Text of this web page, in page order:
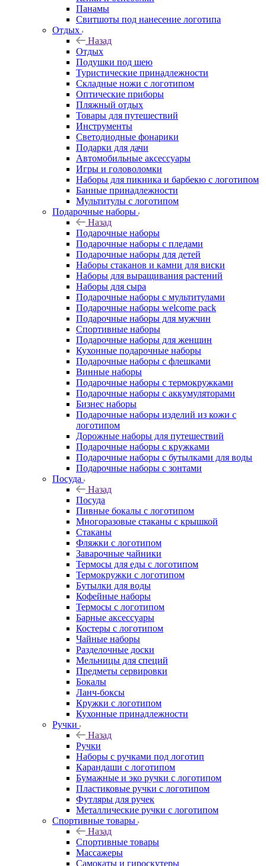
Панамы
Свитшоты под нанесение логотипа
Отдых
Назад
Отдых
Подушки под шею
Туристические принадлежности
Складные ножи с логотипом
Оптические приборы
Пляжный отдых
Товары для путешествий
Инструменты
Светодиодные фонарики
Подарки для дачи
Автомобильные аксессуары
Игры и головоломки
Наборы для пикника и барбекю с логотипом
Банные принадлежности
Мультитулы с логотипом
Подарочные наборы
Назад
Подарочные наборы
Подарочные наборы с пледами
Подарочные наборы для детей
Наборы стаканов и камни для виски
Наборы для выращивания растений
Наборы для сыра
Подарочные наборы с мультитулами
Подарочные наборы welcome pack
Подарочные наборы для мужчин
Спортивные наборы
Подарочные наборы для женщин
Кухонные подарочные наборы
Подарочные наборы с флешками
Винные наборы
Подарочные наборы с термокружками
Подарочные наборы с аккумуляторами
Бизнес наборы
Подарочные наборы изделий из кожи с
логотипом
Дорожные наборы для путешествий
Подарочные наборы с кружками
Подарочные наборы с бутылками для воды
Подарочные наборы с зонтами
Посуда
Назад
Посуда
Пивные бокалы с логотипом
Многоразовые стаканы с крышкой
Стаканы
Фляжки с логотипом
Заварочные чайники
Термосы для еды с логотипом
Термокружки с логотипом
Бутылки для воды
Кофейные наборы
Термосы с логотипом
Барные аксессуары
Костеры с логотипом
Чайные наборы
Разделочные доски
Мельницы для специй
Предметы сервировки
Бокалы
Ланч-боксы
Кружки с логотипом
Кухонные принадлежности
Ручки
Назад
Ручки
Наборы с ручками под логотип
Карандаши с логотипом
Бумажные и эко ручки с логотипом
Пластиковые ручки с логотипом
Футляры для ручек
Металлические ручки с логотипом
Спортивные товары
Назад
Спортивные товары
Массажеры
Самокаты и гироскутеры